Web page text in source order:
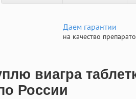
Даем гарантии
на качество
виагра
России